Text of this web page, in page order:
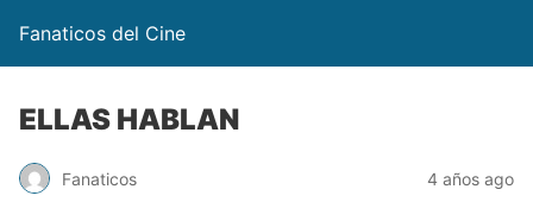
Fanaticos del Cine
ELLAS HABLAN
Fanaticos 4 años ago